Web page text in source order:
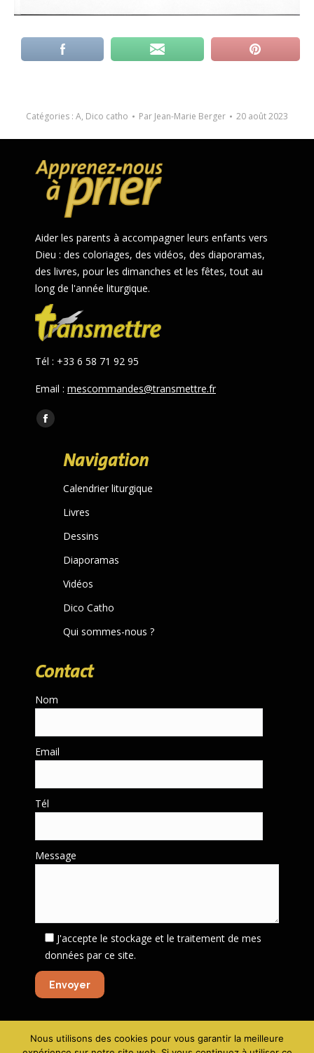
Catégories : A, Dico catho Par Jean-Marie Berger 20 août 2023
Aider les parents à accompagner leurs enfants vers
Dieu : des coloriages, des vidéos, des diaporamas,
des livres, pour les dimanches et les fêtes, tout au
long de l'année liturgique.
Tél : +33 6 58 71 92 95
Email : mescommandes@transmettre.fr
Trouvez nous sur :
Facebook
opens
window
Navigation
Calendrier liturgique
Livres
Dessins
Diaporamas
Vidéos
Dico Catho
Qui sommes-nous ?
Contact
Nom
Email
Tél
Message
J'accepte le stockage et le traitement de mes
données par ce site.
Mentions légales - Politique de confidentialité-Création site
Nous utilisons des cookies pour vous garantir la meilleure